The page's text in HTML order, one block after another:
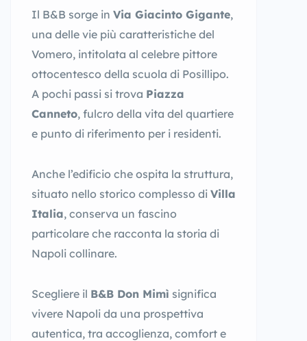
Il B&B sorge in Via Giacinto Gigante,
una delle vie più caratteristiche del
Vomero, intitolata al celebre pittore
ottocentesco della scuola di Posillipo.
A pochi passi si trova Piazza
Canneto, fulcro della vita del quartiere
e punto di riferimento per i residenti.
Anche l’edificio che ospita la struttura,
situato nello storico complesso di Villa
Italia, conserva un fascino
particolare che racconta la storia di
Napoli collinare.
Scegliere il B&B Don Mimì significa
vivere Napoli da una prospettiva
autentica, tra accoglienza, comfort e